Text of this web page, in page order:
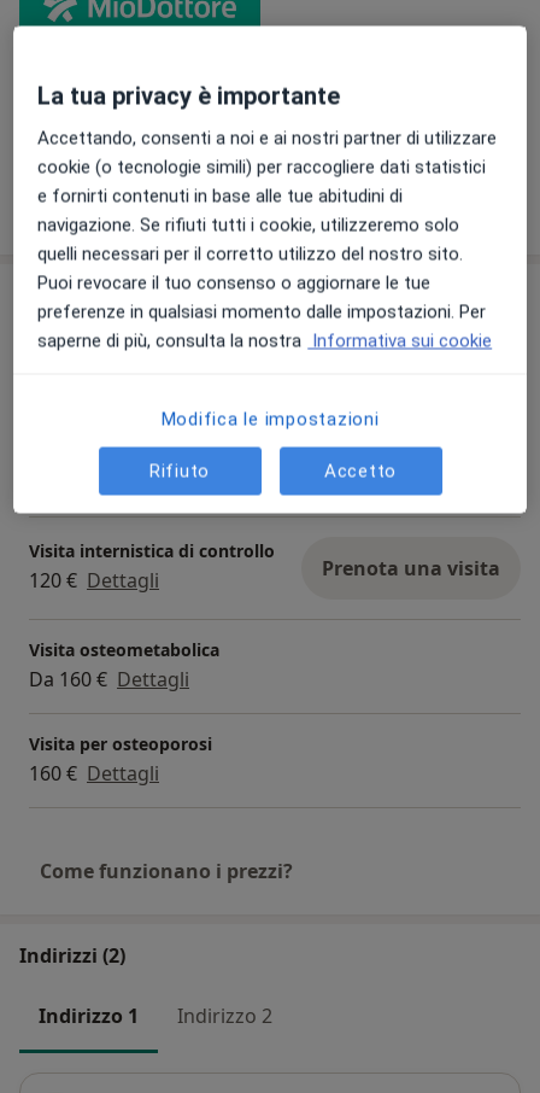
Torino in Medicina e Chirurgia nel 2003 con voto 110 e
specializzata in Medicina Interna nel 2009 con voto 70
Visualizza galleria (1)
Mostra dettagli
sull'esperienza
Prestazioni e prezzi
Prima visita internistica
Visita internistica
Dettagli Prenota una visita
Visita internistica di controllo
120 € Dettagli Prenota una visita
Visita osteometabolica
Da 160 € Dettagli
Visita per osteoporosi
160 € Dettagli
Come funzionano i prezzi?
Indirizzi (2)
Indirizzo 1 Indirizzo 2
La tua privacy è importante
Accettando, consenti a noi e ai nostri partner di utilizzare
cookie (o tecnologie simili) per raccogliere dati statistici
e fornirti contenuti in base alle tue abitudini di
navigazione. Se rifiuti tutti i cookie, utilizzeremo solo
quelli necessari per il corretto utilizzo del nostro sito.
Puoi revocare il tuo consenso o aggiornare le tue
preferenze in qualsiasi momento dalle impostazioni. Per
saperne di più, consulta la nostra Informativa sui cookie
Modifica le impostazioni
Rifiuto Accetto